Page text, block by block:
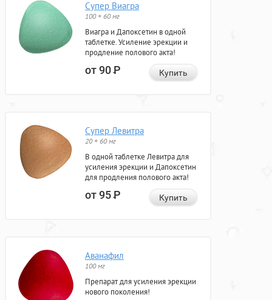
Супер Виагра
100 + 60 мг
Виагра и Дапоксетин в одной
таблетке. Усиление эрекции и
продление полового акта!
от 90Р Купить
Супер Левитра
20 + 60 мг
В одной таблетке Левитра для
усиления эрекции и Дапоксетин
для продления полового акта!
от 95Р Купить
Аванафил
100 мг
Препарат для усиления эрекции
нового поколения!